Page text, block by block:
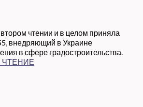
чтении и в целом приняла
внедряющий в Украине
в сфере градостроительства.